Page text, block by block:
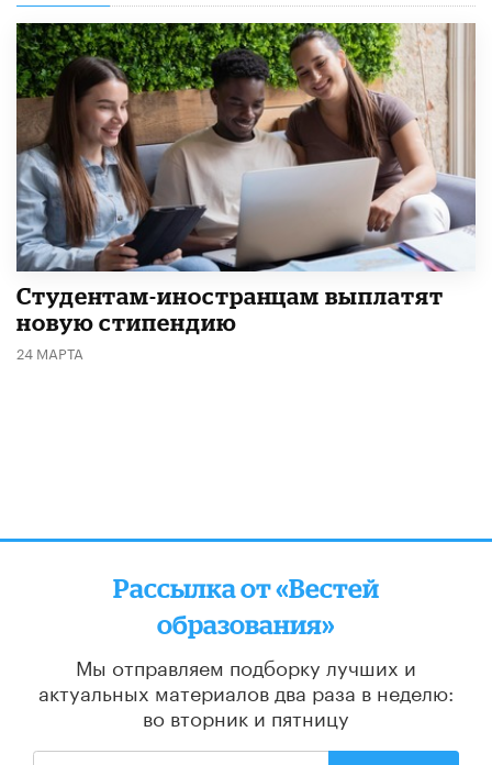
Студентам-иностранцам выплатят
новую стипендию
24 МАРТА
Рассылка от «Вестей
образования»
Мы отправляем подборку лучших и
актуальных материалов два раза в неделю:
во вторник и пятницу